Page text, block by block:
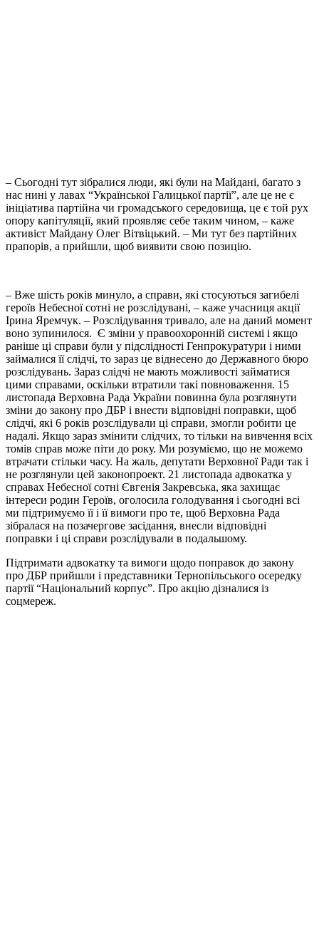
– Сьогодні тут зібралися люди, які були на Майдані, багато з
нас нині у лавах “Української Галицької партії”, але це не є
ініціатива партійна чи громадського середовища, це є той рух
опору капітуляції, який проявляє себе таким чином, – каже
активіст Майдану Олег Вітвіцький. – Ми тут без партійних
прапорів, а прийшли, щоб виявити свою позицію.
– Вже шість років минуло, а справи, які стосуються загибелі
героїв Небесної сотні не розслідувані, – каже учасниця акції
Ірина Яремчук. – Розслідування тривало, але на даний момент
воно зупинилося. Є зміни у правоохоронній системі і якщо
раніше ці справи були у підслідності Генпрокуратури і ними
займалися її слідчі, то зараз це віднесено до Державного бюро
розслідувань. Зараз слідчі не мають можливості займатися
цими справами, оскільки втратили такі повноваження. 15
листопада Верховна Рада України повинна була розглянути
зміни до закону про ДБР і внести відповідні поправки, щоб
слідчі, які 6 років розслідували ці справи, змогли робити це
надалі. Якщо зараз змінити слідчих, то тільки на вивчення всіх
томів справ може піти до року. Ми розуміємо, що не можемо
втрачати стільки часу. На жаль, депутати Верховної Ради так і
не розглянули цей законопроект. 21 листопада адвокатка у
справах Небесної сотні Євгенія Закревська, яка захищає
інтереси родин Героїв, оголосила голодування і сьогодні всі
ми підтримуємо її і її вимоги про те, щоб Верховна Рада
зібралася на позачергове засідання, внесли відповідні
поправки і ці справи розслідували в подальшому.
Підтримати адвокатку та вимоги щодо поправок до закону
про ДБР прийшли і представники Тернопільського осередку
партії “Національний корпус”. Про акцію дізналися із
соцмереж.